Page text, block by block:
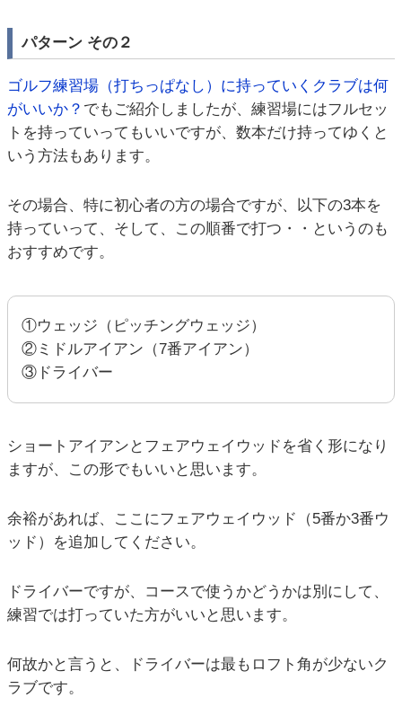
パターン その２
ゴルフ練習場（打ちっぱなし）に持っていくクラブは何
がいいか？ でもご紹介しましたが、練習場にはフルセッ
トを持っていってもいいですが、数本だけ持ってゆくと
いう方法もあります。
その場合、特に初心者の方の場合ですが、以下の3本を
持っていって、そして、この順番で打つ・・というのも
おすすめです。
①ウェッジ（ピッチングウェッジ）
②ミドルアイアン（7番アイアン）
③ドライバー
ショートアイアンとフェアウェイウッドを省く形になり
ますが、この形でもいいと思います。
余裕があれば、ここにフェアウェイウッド（5番か3番ウ
ッド）を追加してください。
ドライバーですが、コースで使うかどうかは別にして、
練習では打っていた方がいいと思います。
何故かと言うと、ドライバーは最もロフト角が少ないク
ラブです。